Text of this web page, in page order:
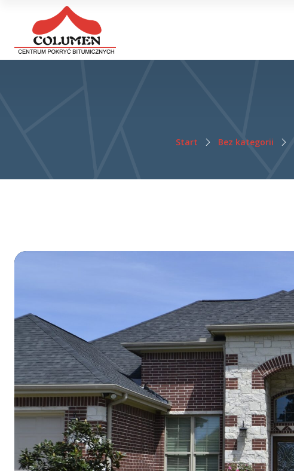
Start Bez kategorii